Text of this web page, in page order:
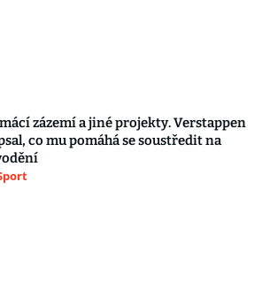
zázemí a jiné projekty. Verstappen
co mu pomáhá se soustředit na